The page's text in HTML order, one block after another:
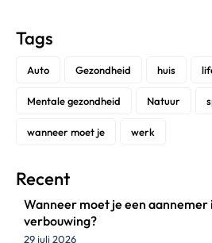
Tags
Auto Gezondheid huis
Mentale gezondheid Natuur
wanneer moet je werk
Recent
Wanneer moet je een aannemer
verbouwing?
29 juli 2026